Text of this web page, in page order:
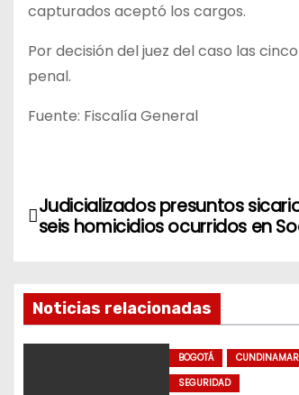
capturados aceptó los cargos.
Por decisión del juez del caso las
penal.
Fuente: Fiscalía General
N
a
e
g
Judicializados presuntos
seis homicidios ocurridos en
Noticias relacionadas
BOGOTÁ
SEGURIDAD